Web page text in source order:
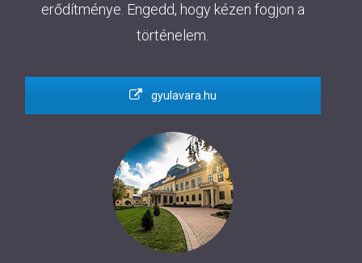
erődítménye. Engedd, hogy kézen fogjon a
történelem.
gyulavara.hu